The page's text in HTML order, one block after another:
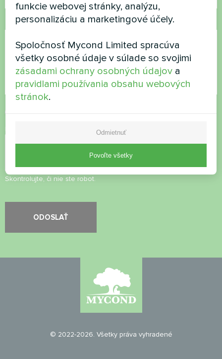
Komentár
Skontrolujte, či nie ste robot.
© 2022-2026. Všetky práva vyhradené
funkcie webovej stránky, analýzu,
personalizáciu a marketingové účely.
Spoločnosť Mycond Limited spracúva
všetky osobné údaje v súlade so svojimi
zásadami ochrany osobných údajov a
pravidlami používania obsahu webových
stránok.
Odmietnuť
Povoľte všetky